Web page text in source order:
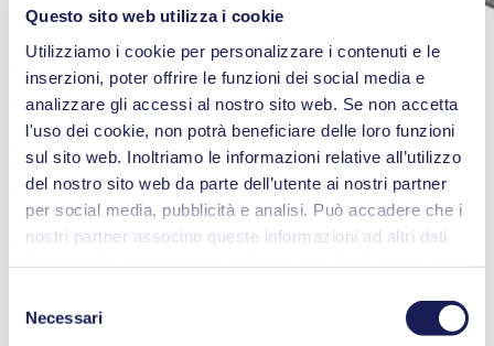
Questo sito web utilizza i cookie
Utilizziamo i cookie per personalizzare i contenuti e le
inserzioni, poter offrire le funzioni dei social media e
analizzare gli accessi al nostro sito web. Se non accetta
l'uso dei cookie, non potrà beneficiare delle loro funzioni
sul sito web. Inoltriamo le informazioni relative all’utilizzo
del nostro sito web da parte dell’utente ai nostri partner
per social media, pubblicità e analisi. Può accadere che i
nostri partner associno queste informazioni ad altri dati
qualsiasi momento facendo clic su “Cookies” alla fine del
delNecessari
La pompa a pistone oscillante migliorata KNF NPK 012 è una
soluzione potente ad un prezzo accattivante.
Compatta, silenziosa e dalle vibrazioni minime. Con la NPK 012,
KNF ha sviluppato una pompa a pistone oscillante per l'uso nei
dispositivi medici, nella tecnologia di stampa inkjet e 3D e nei
sistemi di presa a vuoto. In risposta alle richieste dei clienti, KNF ha
ampliato la serie di pompe con diverse nuove versioni, consentendo
una varietà ancora maggiore di applicazioni.
Le applicazioni dei processi di stampa e
dell'ampliamento della serie di pompe